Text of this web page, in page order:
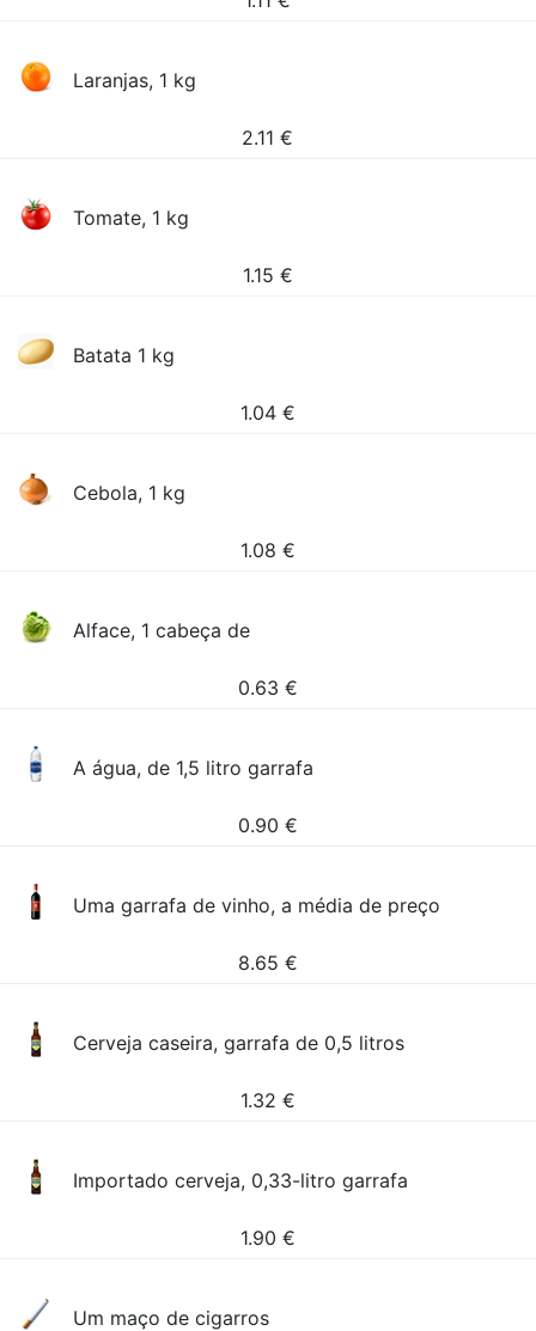
Laranjas, 1 kg
2.11 €
Tomate, 1 kg
1.15 €
Batata 1 kg
1.04 €
Cebola, 1 kg
1.08 €
Alface, 1 cabeça de
0.63 €
A água, de 1,5 litro garrafa
0.90 €
Uma garrafa de vinho, a média de preço
8.65 €
Cerveja caseira, garrafa de 0,5 litros
1.32 €
Importado cerveja, 0,33-litro garrafa
1.90 €
Um maço de cigarros